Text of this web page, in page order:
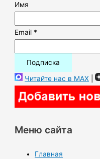
Имя
Email *
Читайте нас в MAX |
Меню сайта
Главная